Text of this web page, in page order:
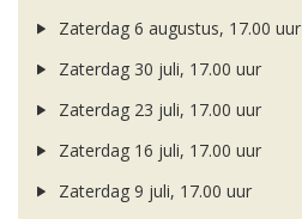
Zaterdag 6 augustus, 17.00 uur
Zaterdag 30 juli, 17.00 uur
Zaterdag 23 juli, 17.00 uur
Zaterdag 16 juli, 17.00 uur
Zaterdag 9 juli, 17.00 uur